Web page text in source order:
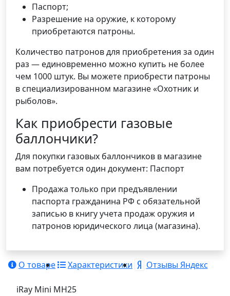
Паспорт;
Разрешение на оружие, к которому
приобретаются патроны.
Количество патронов для приобретения за один
раз — единовременно можно купить не более
чем 1000 штук. Вы можете приобрести патроны
в специализированном магазине «Охотник и
рыболов».
Как приобрести газовые
баллончики?
Для покупки газовых баллончиков в магазине
вам потребуется один документ: Паспорт
Продажа только при предъявлении
паспорта гражданина РФ с обязательной
записью в книгу учета продаж оружия и
патронов юридического лица (магазина).
О товаре Характеристики Отзывы Яндекс
iRay Mini MH25